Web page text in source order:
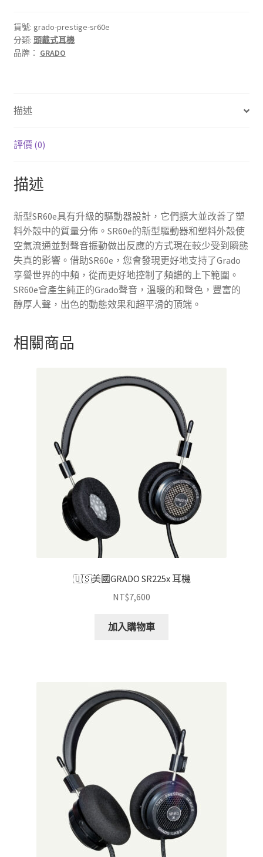
Prestige
SR60e
耳
貨號: grado-prestige-sr60e
分類: 頭戴式耳機
品牌： GRADO
描述
評價 (0)
描述
新型SR60e具有升級的驅動器設計，它們擴大並改善了塑
料外殼中的質量分佈。SR60e的新型驅動器和塑料外殼使
空氣流通並對聲音振動做出反應的方式現在較少受到瞬態
失真的影響。借助SR60e，您會發現更好地支持了Grado
享譽世界的中頻，從而更好地控制了頻譜的上下範圍。
SR60e會產生純正的Grado聲音，溫暖的和聲色，豐富的
醇厚人聲，出色的動態效果和超平滑的頂端。
相關商品
🇺🇸美國GRADO SR225x 耳機
NT$7,600
加入購物車